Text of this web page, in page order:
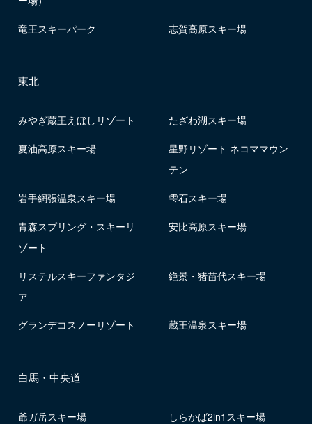
竜王スキーパーク 志賀高原スキー場
東北
みやぎ蔵王えぼしリゾート たざわ湖スキー場
夏油高原スキー場
星野リゾート ネコママウン
テン
岩手網張温泉スキー場 雫石スキー場
青森スプリング・スキーリ
ゾート
安比高原スキー場
リステルスキーファンタジ
ア
絶景・猪苗代スキー場
グランデコスノーリゾート 蔵王温泉スキー場
白馬・中央道
爺ガ岳スキー場 しらかば2in1スキー場